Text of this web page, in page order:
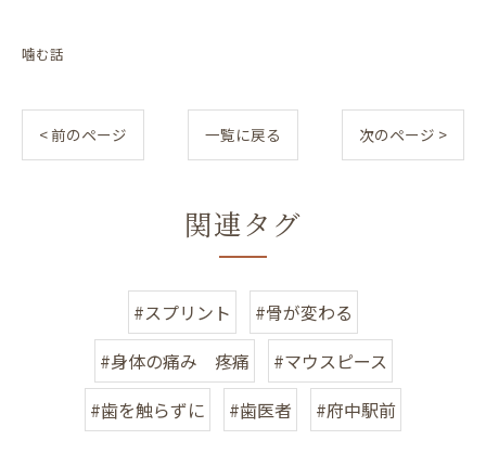
噛む話
< 前のページ 一覧に戻る 次のページ >
関連タグ
#スプリント
#骨が変わる
#身体の痛み 疼痛
#マウスピース
#歯を触らずに
#歯医者 #府中駅前